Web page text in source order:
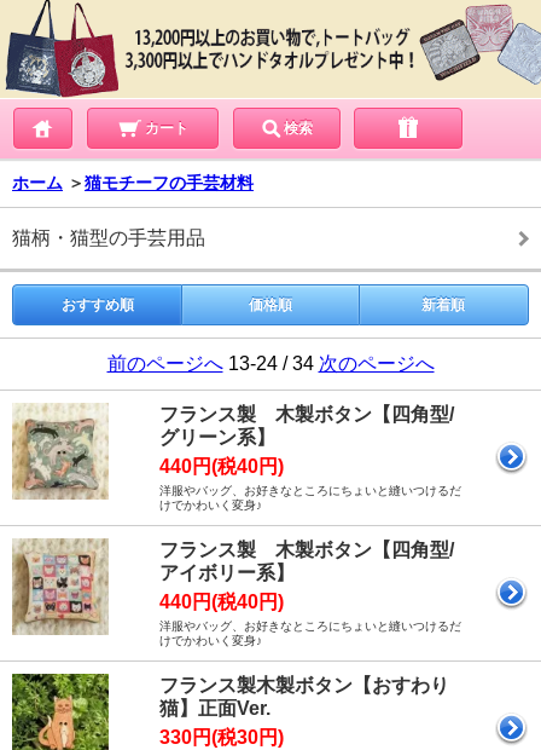
カート 検索
ホーム ＞猫モチーフの手芸材料
猫柄・猫型の手芸用品
おすすめ順 価格順 新着順
前のページへ13-24 / 34 次のページへ
フランス製 木製ボタン【四角型/
グリーン系】
440円(税40円)
洋服やバッグ、お好きなところにちょいと縫いつけるだ
けでかわいく変身♪
フランス製 木製ボタン【四角型/
アイボリー系】
440円(税40円)
洋服やバッグ、お好きなところにちょいと縫いつけるだ
けでかわいく変身♪
フランス製木製ボタン【おすわり
猫】正面Ver.
330円(税30円)